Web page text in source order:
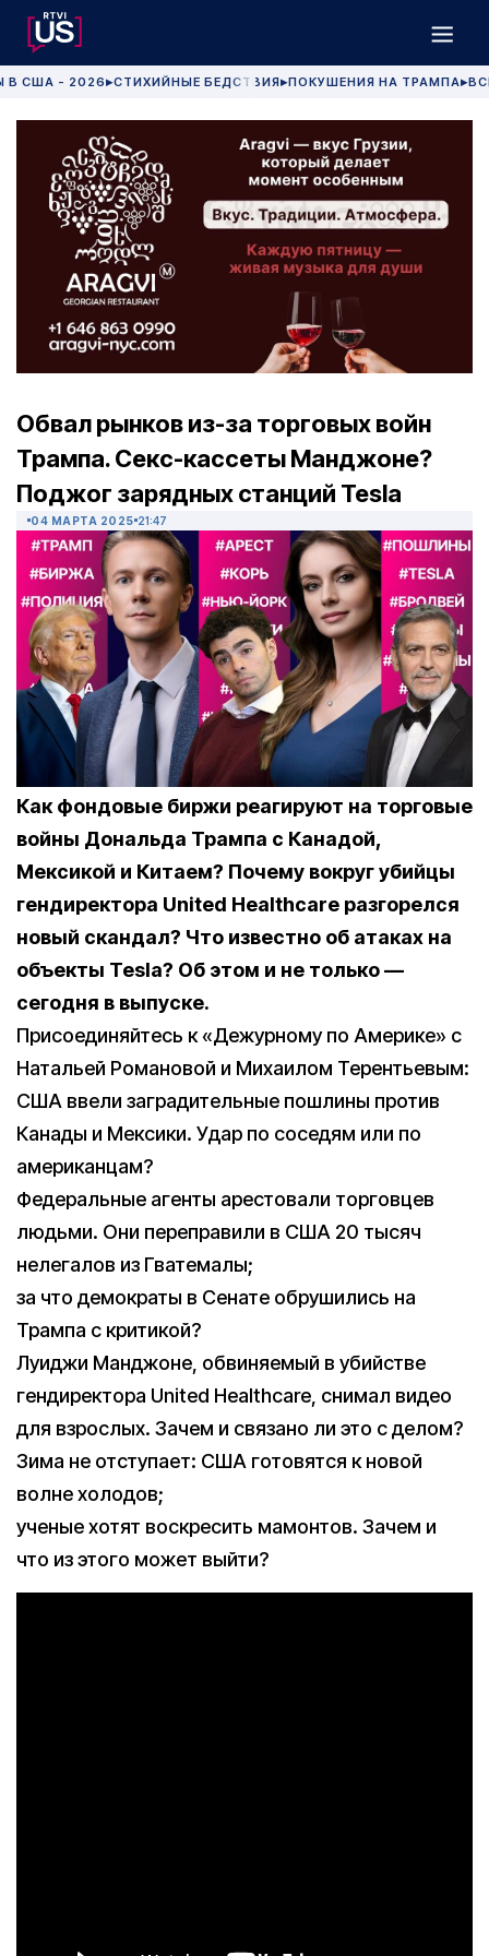
В США - 2026 ▶СТИХИЙНЫЕ БЕДСТВИЯ▶ПОКУШЕНИЯ НА ТРАМПА▶
Обвал рынков из-за торговых войн
Трампа. Секс-кассеты Манджоне?
Поджог зарядных станций Tesla
04 МАРТА 2025 21:47
Как фондовые биржи реагируют на торговые
войны Дональда Трампа с Канадой,
Мексикой и Китаем? Почему вокруг убийцы
гендиректора United Healthcare разгорелся
новый скандал? Что известно об атаках на
объекты Tesla? Об этом и не только —
сегодня в выпуске.
Присоединяйтесь к «Дежурному по Америке» с
Натальей Романовой и Михаилом Терентьевым:
США ввели заградительные пошлины против
Канады и Мексики. Удар по соседям или по
американцам?
Федеральные агенты арестовали торговцев
людьми. Они переправили в США 20 тысяч
нелегалов из Гватемалы;
за что демократы в Сенате обрушились на
Трампа с критикой?
Луиджи Манджоне, обвиняемый в убийстве
гендиректора United Healthсare, снимал видео
для взрослых. Зачем и связано ли это с делом?
Зима не отступает: США готовятся к новой
волне холодов;
ученые хотят воскресить мамонтов. Зачем и
что из этого может выйти?